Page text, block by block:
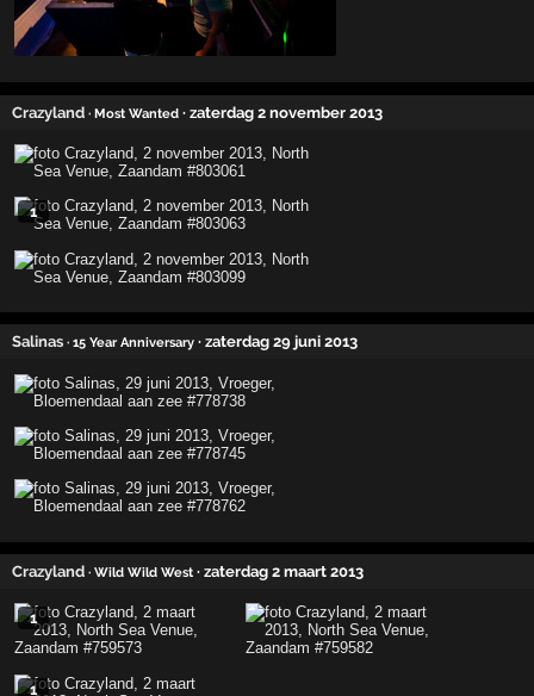
Crazyland · Most Wanted · zaterdag 2 november 2013
1
Salinas · 15 Year Anniversary · zaterdag 29 juni 2013
Crazyland · Wild Wild West · zaterdag 2 maart 2013
1
1